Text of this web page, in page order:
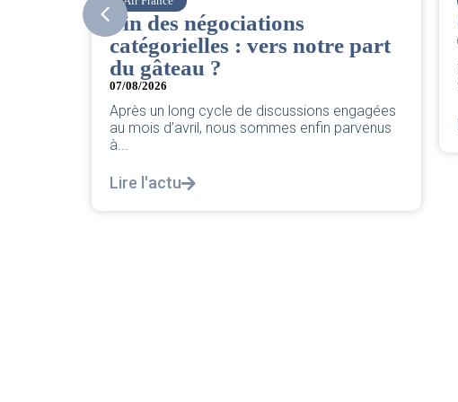
CSE. Juillet 2026
06/08/2026|ACCÈS RESTREINT
Retrouvez le compte rendu du CSE de juillet
2026 par votre équipe SNPNC-FO Corsair. ...
Lire l'actu